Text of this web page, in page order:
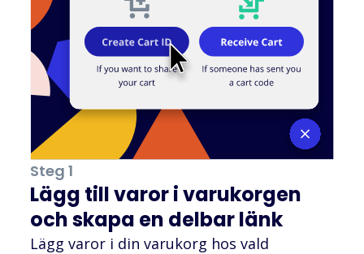
Steg 1
Lägg till varor i varukorgen
och skapa en delbar länk
Lägg varor i din varukorg hos vald